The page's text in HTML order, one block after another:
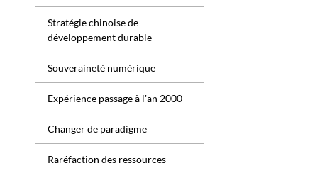
Stratégie chinoise de
développement durable
Souveraineté numérique
Expérience passage à l'an 2000
Changer de paradigme
Raréfaction des ressources